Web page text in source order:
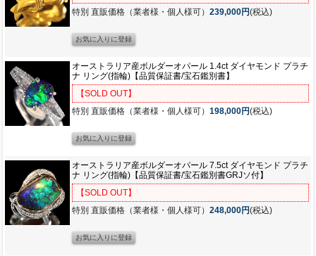
特別 直販価格（業者様・個人様可） 239,000円(税込)
オーストラリア産ボルダーオパール 1.4ct ダイヤモンド プラチ
ナ リング(指輪)【品質保証書/宝石鑑別書】
【SOLD OUT】
特別 直販価格（業者様・個人様可） 198,000円(税込)
オーストラリア産ボルダーオパール 7.5ct ダイヤモンド プラチ
ナ リング(指輪)【品質保証書/宝石鑑別書GRJソ付】
【SOLD OUT】
特別 直販価格（業者様・個人様可） 248,000円(税込)